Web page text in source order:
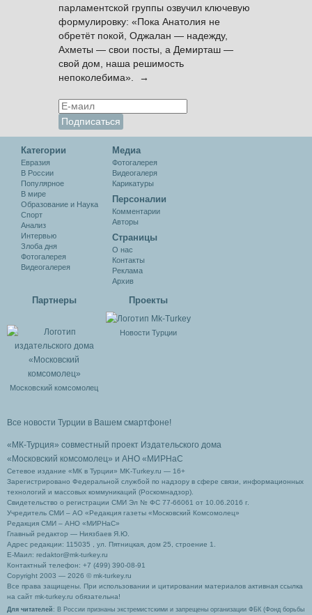
парламентской группы озвучил ключевую
формулировку: «Пока Анатолия не
обретёт покой, Оджалан — надежду,
Ахметы — свои посты, а Демирташ —
свой дом, наша решимость
непоколебима». →
Категории
Евразия
В России
Популярное
В мире
Образование и Наука
Спорт
Анализ
Интервью
Злоба дня
Фотогалерея
Видеогалерея
Медиа
Фотогалерея
Видеогалеря
Карикатуры
Персоналии
Комментарии
Авторы
Cтраницы
О нас
Контакты
Реклама
Архив
Партнеры
Московский комсомолец
Проекты
Новости Турции
Все новости Турции в Вашем смартфоне!
«МК-Турция» совместный проект Издательского дома
«Московский комсомолец» и АНО «МИРНаС
Сетевое издание «МК в Турции» MK-Turkey.ru — 16+
Зарегистрировано Федеральной службой по надзору в сфере связи, информационных
технологий и массовых коммуникаций (Роскомнадзор).
Свидетельство о регистрации СМИ Эл № ФС 77-66061 от 10.06.2016 г.
Учредитель СМИ – АО «Редакция газеты «Московский Комсомолец»
Редакция СМИ – АНО «МИРНаС»
Главный редактор — Ниязбаев Я.Ю.
Адрес редакции: 115035 , ул. Пятницкая, дом 25, строение 1.
Е-Маил: redaktor@mk-turkey.ru
Контактный телефон: +7 (499) 390-08-91
Copyright 2003 — 2026 © mk-turkey.ru
Все права защищены. При использовании и цитировании материалов активная ссылка
на сайт mk-turkey.ru обязательна!
Для читателей : В России признаны экстремистскими и запрещены организации ФБК (Фонд борьбы